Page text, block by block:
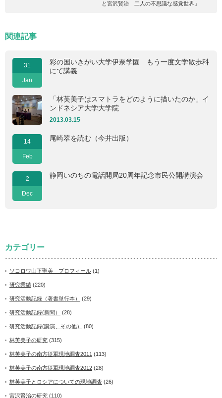
と宮沢賢治 二人の不思議な感覚世界」
関連記事
31
Jan
彩の国いきがい大学伊奈学園 もう一度文学散歩科
にて講義
「林芙美子はスマトラをどのように描いたのか」イ
ンドネシア大学大学院
2013.03.15
14
Feb
尾崎翠を読む（今井出版）
2
Dec
静岡いのちの電話開局20周年記念市民公開講演会
カテゴリー
ソコロワ山下聖美 プロフィール (1)
研究業績 (220)
研究活動記録（著書単行本） (29)
研究活動記録(新聞） (28)
研究活動記録(講演、その他） (80)
林芙美子の研究 (315)
林芙美子の南方従軍現地調査2011 (113)
林芙美子の南方従軍現地調査2012 (28)
林芙美子とロシアについての現地調査 (26)
宮沢賢治の研究 (110)